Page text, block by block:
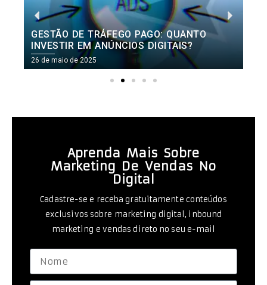
GESTÃO DE TRÁFEGO PAGO: QUANTO
INVESTIR EM ANÚNCIOS DIGITAIS?
26 de maio de 2025
Aprenda Mais Sobre
Marketing De Vendas No
Digital
Cadastre-se e receba gratuitamente conteúdos
exclusivos sobre marketing digital, inbound
marketing e vendas direto no seu e-mail